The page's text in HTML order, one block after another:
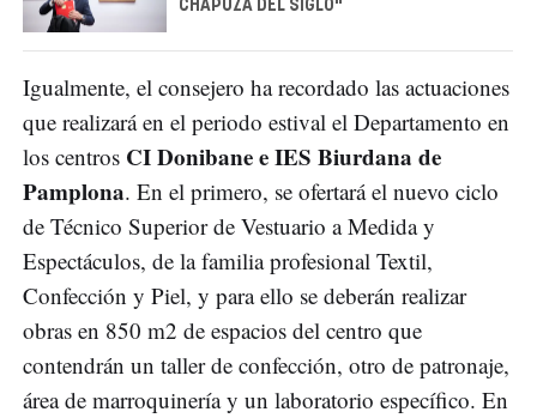
CHAPUZA DEL SIGLO"
Igualmente, el consejero ha recordado las actuaciones
que realizará en el periodo estival el Departamento en
los centros CI Donibane e IES Biurdana de
Pamplona. En el primero, se ofertará el nuevo ciclo
de Técnico Superior de Vestuario a Medida y
Espectáculos, de la familia profesional Textil,
Confección y Piel, y para ello se deberán realizar
obras en 850 m2 de espacios del centro que
contendrán un taller de confección, otro de patronaje,
área de marroquinería y un laboratorio específico. En